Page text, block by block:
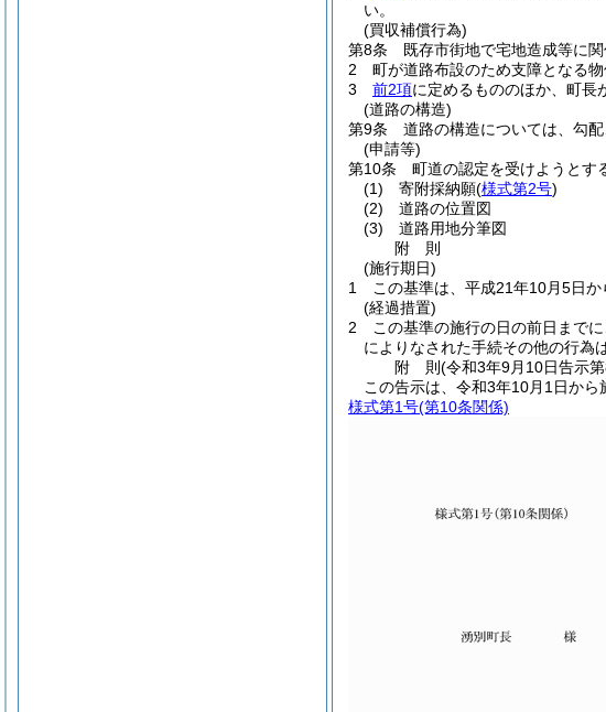
い。
(買収補償行為)
第8条
既存市街地で宅地造成等に
2
町が道路布設のため支障となる
3
前2項に定めるもののほか、町長
(道路の構造)
第9条
道路の構造については、勾
(申請等)
第10条
町道の認定を受けようとす
(1)
寄附採納願(様式第2号)
(2)
道路の位置図
(3)
道路用地分筆図
附 則
(施行期日)
1
この基準は、平成21年10月5日か
(経過措置)
2
この基準の施行の日の前日まで
によりなされた手続その他の行為
附 則(令和3年9月10日告示
この告示は、令和3年10月1日から
様式第1号(第10条関係)